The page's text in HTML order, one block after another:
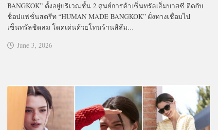
BANGKOK” ตั้งอยู่บริเวณชั้น 2 ศูนย์การค้าเซ็นทรัลเอ็มบาสซี ติดกับ
ช็อปแฟชั่นสตรีท “HUMAN MADE BANGKOK” ฝั่งทางเชื่อมไป
เซ็นทรัลชิดลม โดดเด่นด้วยโทนร้านสีส้ม...
June 3, 2026